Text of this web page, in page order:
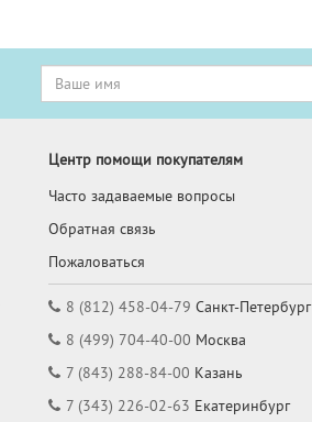
Центр помощи покупателям
Часто задаваемые вопросы
Обратная связь
Пожаловаться
8 (812) 458-04-79 Санкт-Петербург
8 (499) 704-40-00 Москва
7 (843) 288-84-00 Казань
7 (343) 226-02-63 Екатеринбург